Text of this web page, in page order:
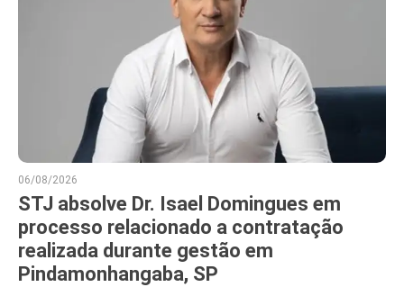
06/08/2026
STJ absolve Dr. Isael Domingues em
processo relacionado a contratação
realizada durante gestão em
Pindamonhangaba, SP